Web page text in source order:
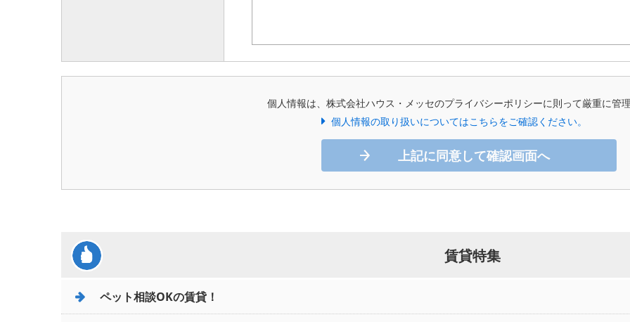
個人情報は、株式会社ハウス・メッセのプライバシーポリシーに則って厳重に管理
個人情報の取り扱いについてはこちらをご確認ください。
上記に同意して確認画面へ
賃貸特集
ペット相談OKの賃貸！